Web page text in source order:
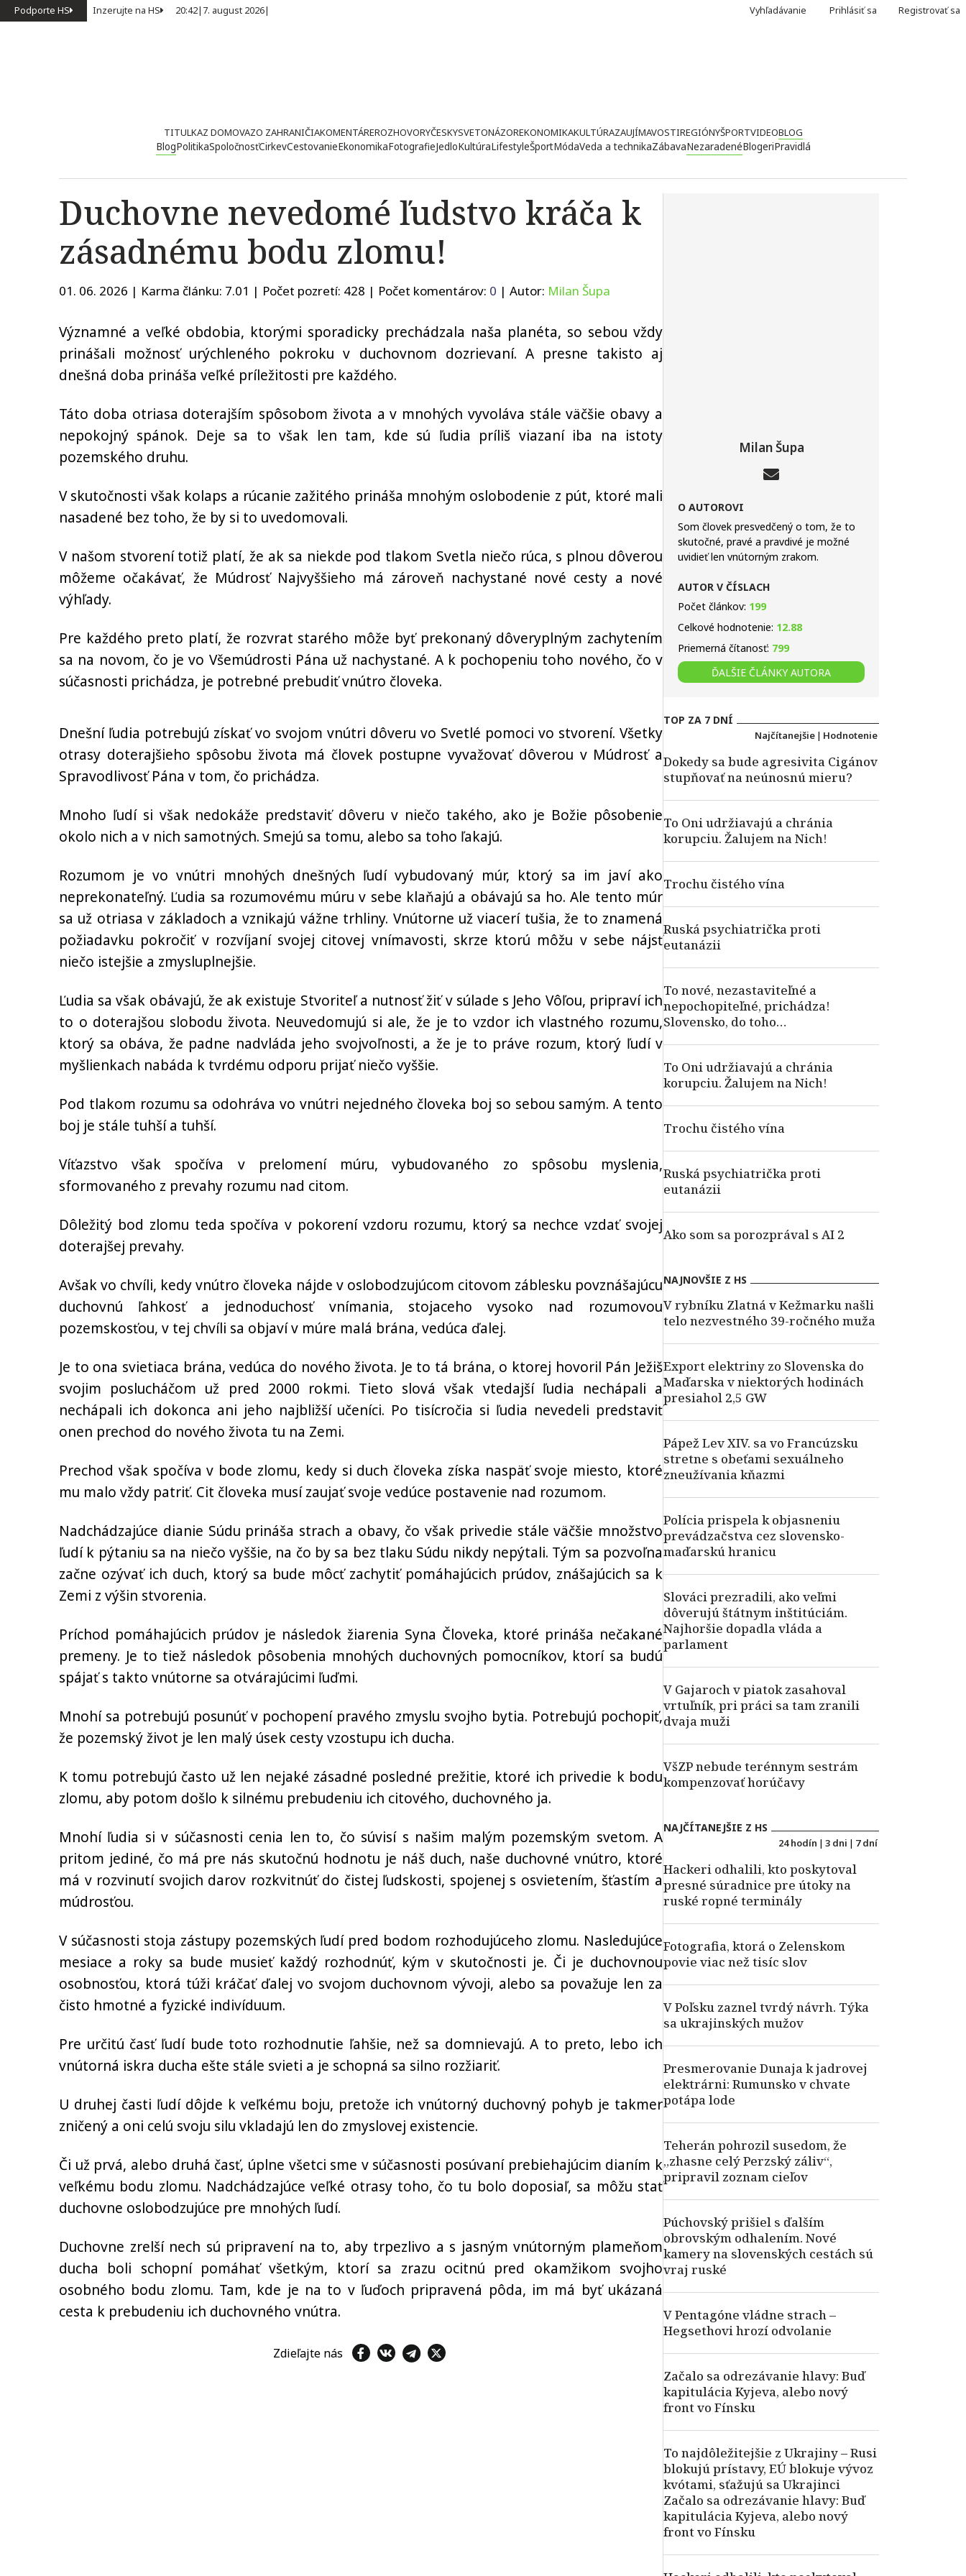
Podporte HS Inzerujte na HS 20:42| 7. august 2026| Vyhľadávanie Prihlásiť sa Registrovať sa
TITULKAZ DOMOVAZO ZAHRANIČIAKOMENTÁREROZHOVORYČESKYSVETONÁZOREKONOMIKAKULTÚRAZAUJÍMAVOSTIREGIÓNYŠPORTVIDEOBLOG
BlogPolitikaSpoločnosťCirkevCestovanieEkonomikaFotografieJedloKultúraLifestyleŠportMódaVeda a technikaZábavaNezaradenéBlogeriPravidlá
Duchovne nevedomé ľudstvo kráča k
zásadnému bodu zlomu!
01. 06. 2026 | Karma článku: 7.01 | Počet pozretí: 428 | Počet komentárov: 0 | Autor: Milan Šupa
Významné a veľké obdobia, ktorými sporadicky prechádzala naša planéta, so sebou vždy
prinášali možnosť urýchleného pokroku v duchovnom dozrievaní. A presne takisto aj
dnešná doba prináša veľké príležitosti pre každého.
Táto doba otriasa doterajším spôsobom života a v mnohých vyvoláva stále väčšie obavy a
nepokojný spánok. Deje sa to však len tam, kde sú ľudia príliš viazaní iba na istoty
pozemského druhu.
V skutočnosti však kolaps a rúcanie zažitého prináša mnohým oslobodenie z pút, ktoré mali
nasadené bez toho, že by si to uvedomovali.
V našom stvorení totiž platí, že ak sa niekde pod tlakom Svetla niečo rúca, s plnou dôverou
môžeme očakávať, že Múdrosť Najvyššieho má zároveň nachystané nové cesty a nové
výhľady.
Pre každého preto platí, že rozvrat starého môže byť prekonaný dôveryplným zachytením
sa na novom, čo je vo Všemúdrosti Pána už nachystané. A k pochopeniu toho nového, čo v
súčasnosti prichádza, je potrebné prebudiť vnútro človeka.
Dnešní ľudia potrebujú získať vo svojom vnútri dôveru vo Svetlé pomoci vo stvorení. Všetky
otrasy doterajšieho spôsobu života má človek postupne vyvažovať dôverou v Múdrosť a
Spravodlivosť Pána v tom, čo prichádza.
Mnoho ľudí si však nedokáže predstaviť dôveru v niečo takého, ako je Božie pôsobenie
okolo nich a v nich samotných. Smejú sa tomu, alebo sa toho ľakajú.
Rozumom je vo vnútri mnohých dnešných ľudí vybudovaný múr, ktorý sa im javí ako
neprekonateľný. Ľudia sa rozumovému múru v sebe klaňajú a obávajú sa ho. Ale tento múr
sa už otriasa v základoch a vznikajú vážne trhliny. Vnútorne už viacerí tušia, že to znamená
požiadavku pokročiť v rozvíjaní svojej citovej vnímavosti, skrze ktorú môžu v sebe nájsť
niečo istejšie a zmysluplnejšie.
Ľudia sa však obávajú, že ak existuje Stvoriteľ a nutnosť žiť v súlade s Jeho Vôľou, pripraví ich
to o doterajšou slobodu života. Neuvedomujú si ale, že je to vzdor ich vlastného rozumu,
ktorý sa obáva, že padne nadvláda jeho svojvoľnosti, a že je to práve rozum, ktorý ľudí v
myšlienkach nabáda k tvrdému odporu prijať niečo vyššie.
Pod tlakom rozumu sa odohráva vo vnútri nejedného človeka boj so sebou samým. A tento
boj je stále tuhší a tuhší.
Víťazstvo však spočíva v prelomení múru, vybudovaného zo spôsobu myslenia,
sformovaného z prevahy rozumu nad citom.
Dôležitý bod zlomu teda spočíva v pokorení vzdoru rozumu, ktorý sa nechce vzdať svojej
doterajšej prevahy.
Avšak vo chvíli, kedy vnútro človeka nájde v oslobodzujúcom citovom záblesku povznášajúcu
duchovnú ľahkosť a jednoduchosť vnímania, stojaceho vysoko nad rozumovou
pozemskosťou, v tej chvíli sa objaví v múre malá brána, vedúca ďalej.
Je to ona svietiaca brána, vedúca do nového života. Je to tá brána, o ktorej hovoril Pán Ježiš
svojim poslucháčom už pred 2000 rokmi. Tieto slová však vtedajší ľudia nechápali a
nechápali ich dokonca ani jeho najbližší učeníci. Po tisícročia si ľudia nevedeli predstaviť
onen prechod do nového života tu na Zemi.
Prechod však spočíva v bode zlomu, kedy si duch človeka získa naspäť svoje miesto, ktoré
mu malo vždy patriť. Cit človeka musí zaujať svoje vedúce postavenie nad rozumom.
Nadchádzajúce dianie Súdu prináša strach a obavy, čo však privedie stále väčšie množstvo
ľudí k pýtaniu sa na niečo vyššie, na čo by sa bez tlaku Súdu nikdy nepýtali. Tým sa pozvoľna
začne ozývať ich duch, ktorý sa bude môcť zachytiť pomáhajúcich prúdov, znášajúcich sa k
Zemi z výšin stvorenia.
Príchod pomáhajúcich prúdov je následok žiarenia Syna Človeka, ktoré prináša nečakané
premeny. Je to tiež následok pôsobenia mnohých duchovných pomocníkov, ktorí sa budú
spájať s takto vnútorne sa otvárajúcimi ľuďmi.
Mnohí sa potrebujú posunúť v pochopení pravého zmyslu svojho bytia. Potrebujú pochopiť,
že pozemský život je len malý úsek cesty vzostupu ich ducha.
K tomu potrebujú často už len nejaké zásadné posledné prežitie, ktoré ich privedie k bodu
zlomu, aby potom došlo k silnému prebudeniu ich citového, duchovného ja.
Mnohí ľudia si v súčasnosti cenia len to, čo súvisí s našim malým pozemským svetom. A
pritom jediné, čo má pre nás skutočnú hodnotu je náš duch, naše duchovné vnútro, ktoré
má v rozvinutí svojich darov rozkvitnúť do čistej ľudskosti, spojenej s osvietením, šťastím a
múdrosťou.
V súčasnosti stoja zástupy pozemských ľudí pred bodom rozhodujúceho zlomu. Nasledujúce
mesiace a roky sa bude musieť každý rozhodnúť, kým v skutočnosti je. Či je duchovnou
osobnosťou, ktorá túži kráčať ďalej vo svojom duchovnom vývoji, alebo sa považuje len za
čisto hmotné a fyzické indivíduum.
Pre určitú časť ľudí bude toto rozhodnutie ľahšie, než sa domnievajú. A to preto, lebo ich
vnútorná iskra ducha ešte stále svieti a je schopná sa silno rozžiariť.
U druhej časti ľudí dôjde k veľkému boju, pretože ich vnútorný duchovný pohyb je takmer
zničený a oni celú svoju silu vkladajú len do zmyslovej existencie.
Či už prvá, alebo druhá časť, úplne všetci sme v súčasnosti posúvaní prebiehajúcim dianím k
veľkému bodu zlomu. Nadchádzajúce veľké otrasy toho, čo tu bolo doposiaľ, sa môžu stať
duchovne oslobodzujúce pre mnohých ľudí.
Duchovne zrelší nech sú pripravení na to, aby trpezlivo a s jasným vnútorným plameňom
ducha boli schopní pomáhať všetkým, ktorí sa zrazu ocitnú pred okamžikom svojho
osobného bodu zlomu. Tam, kde je na to v ľuďoch pripravená pôda, im má byť ukázaná
cesta k prebudeniu ich duchovného vnútra.
Zdieľajte nás
Milan Šupa
O AUTOROVI
Som človek presvedčený o tom, že to
skutočné, pravé a pravdivé je možné
uvidieť len vnútorným zrakom.
AUTOR V ČÍSLACH
Počet článkov: 199
Celkové hodnotenie: 12.88
Priemerná čítanosť: 799
ĎALŠIE ČLÁNKY AUTORA
TOP ZA 7 DNÍ
Najčítanejšie | Hodnotenie
Dokedy sa bude agresivita Cigánov
stupňovať na neúnosnú mieru?
To Oni udržiavajú a chránia
korupciu. Žalujem na Nich!
Trochu čistého vína
Ruská psychiatrička proti
eutanázii
To nové, nezastaviteľné a
nepochopiteľné, prichádza!
Slovensko, do toho…
To Oni udržiavajú a chránia
korupciu. Žalujem na Nich!
Trochu čistého vína
Ruská psychiatrička proti
eutanázii
Ako som sa porozprával s AI 2
NAJNOVŠIE Z HS
V rybníku Zlatná v Kežmarku našli
telo nezvestného 39-ročného muža
Export elektriny zo Slovenska do
Maďarska v niektorých hodinách
presiahol 2,5 GW
Pápež Lev XIV. sa vo Francúzsku
stretne s obeťami sexuálneho
zneužívania kňazmi
Polícia prispela k objasneniu
prevádzačstva cez slovensko-
maďarskú hranicu
Slováci prezradili, ako veľmi
dôverujú štátnym inštitúciám.
Najhoršie dopadla vláda a
parlament
V Gajaroch v piatok zasahoval
vrtuľník, pri práci sa tam zranili
dvaja muži
VšZP nebude terénnym sestrám
kompenzovať horúčavy
NAJČÍTANEJŠIE Z HS
24 hodín | 3 dni | 7 dní
Hackeri odhalili, kto poskytoval
presné súradnice pre útoky na
ruské ropné terminály
Fotografia, ktorá o Zelenskom
povie viac než tisíc slov
V Poľsku zaznel tvrdý návrh. Týka
sa ukrajinských mužov
Presmerovanie Dunaja k jadrovej
elektrárni: Rumunsko v chvate
potápa lode
Teherán pohrozil susedom, že
„zhasne celý Perzský záliv“,
pripravil zoznam cieľov
Púchovský prišiel s ďalším
obrovským odhalením. Nové
kamery na slovenských cestách sú
vraj ruské
V Pentagóne vládne strach –
Hegsethovi hrozí odvolanie
Začalo sa odrezávanie hlavy: Buď
kapitulácia Kyjeva, alebo nový
front vo Fínsku
To najdôležitejšie z Ukrajiny – Rusi
blokujú prístavy, EÚ blokuje vývoz
kvótami, sťažujú sa Ukrajinci
Začalo sa odrezávanie hlavy: Buď
kapitulácia Kyjeva, alebo nový
front vo Fínsku